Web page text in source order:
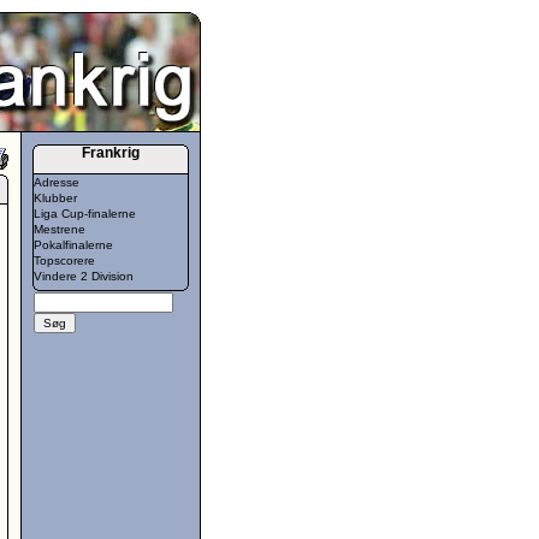
Frankrig
Adresse
Klubber
Liga Cup-finalerne
Mestrene
Pokalfinalerne
Topscorere
Vindere 2 Division